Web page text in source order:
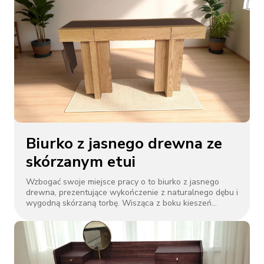
kolorowymi poduszkami akcentującymi oferuje przytulne
siedzenia. Otoczony zielenią, ten układ tworzy
przyjazną, nowoczesną atmosferę bohemy, idealną do
relaksu i spotkań towarzyskich w salonach lub
salonach.
Biurko z jasnego drewna ze
skórzanym etui
Wzbogać swoje miejsce pracy o to biurko z jasnego
drewna, prezentujące wykończenie z naturalnego dębu i
wygodną skórzaną torbę. Wisząca z boku kieszeń
piśmienniczych. Ciemny panel na blacie dodaje
kontrastu i funkcjonalności. Wsparty na solidnych,
szerokich nogach i minimalistycznym designie,
doskonale nadaje się do domowego biura lub kącików